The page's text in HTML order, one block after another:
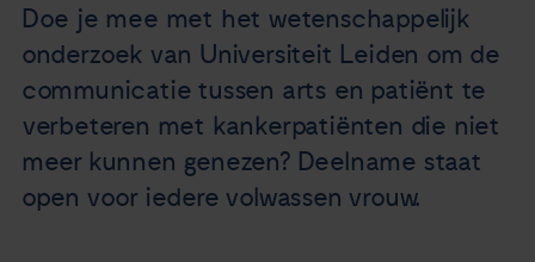
Nieuws
Agenda
Over ons
Zorgverleners
Doe je mee met het wetenschappelijk
onderzoek van Universiteit Leiden om de
communicatie tussen arts en patiënt te
verbeteren met kankerpatiënten die niet
meer kunnen genezen? Deelname staat
open voor iedere volwassen vrouw.